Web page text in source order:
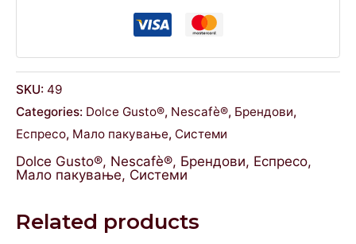
SKU: 49
Categories: Dolce Gusto®, Nescafè®, Брендови,
Еспресо, Мало пакување, Системи
Dolce Gusto®, Nescafè®, Брендови, Еспресо,
Мало пакување, Системи
Related products